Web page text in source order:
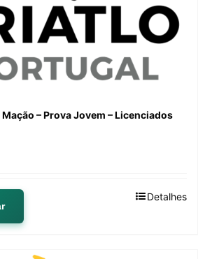
– Prova Jovem – Licenciados
Detalhes